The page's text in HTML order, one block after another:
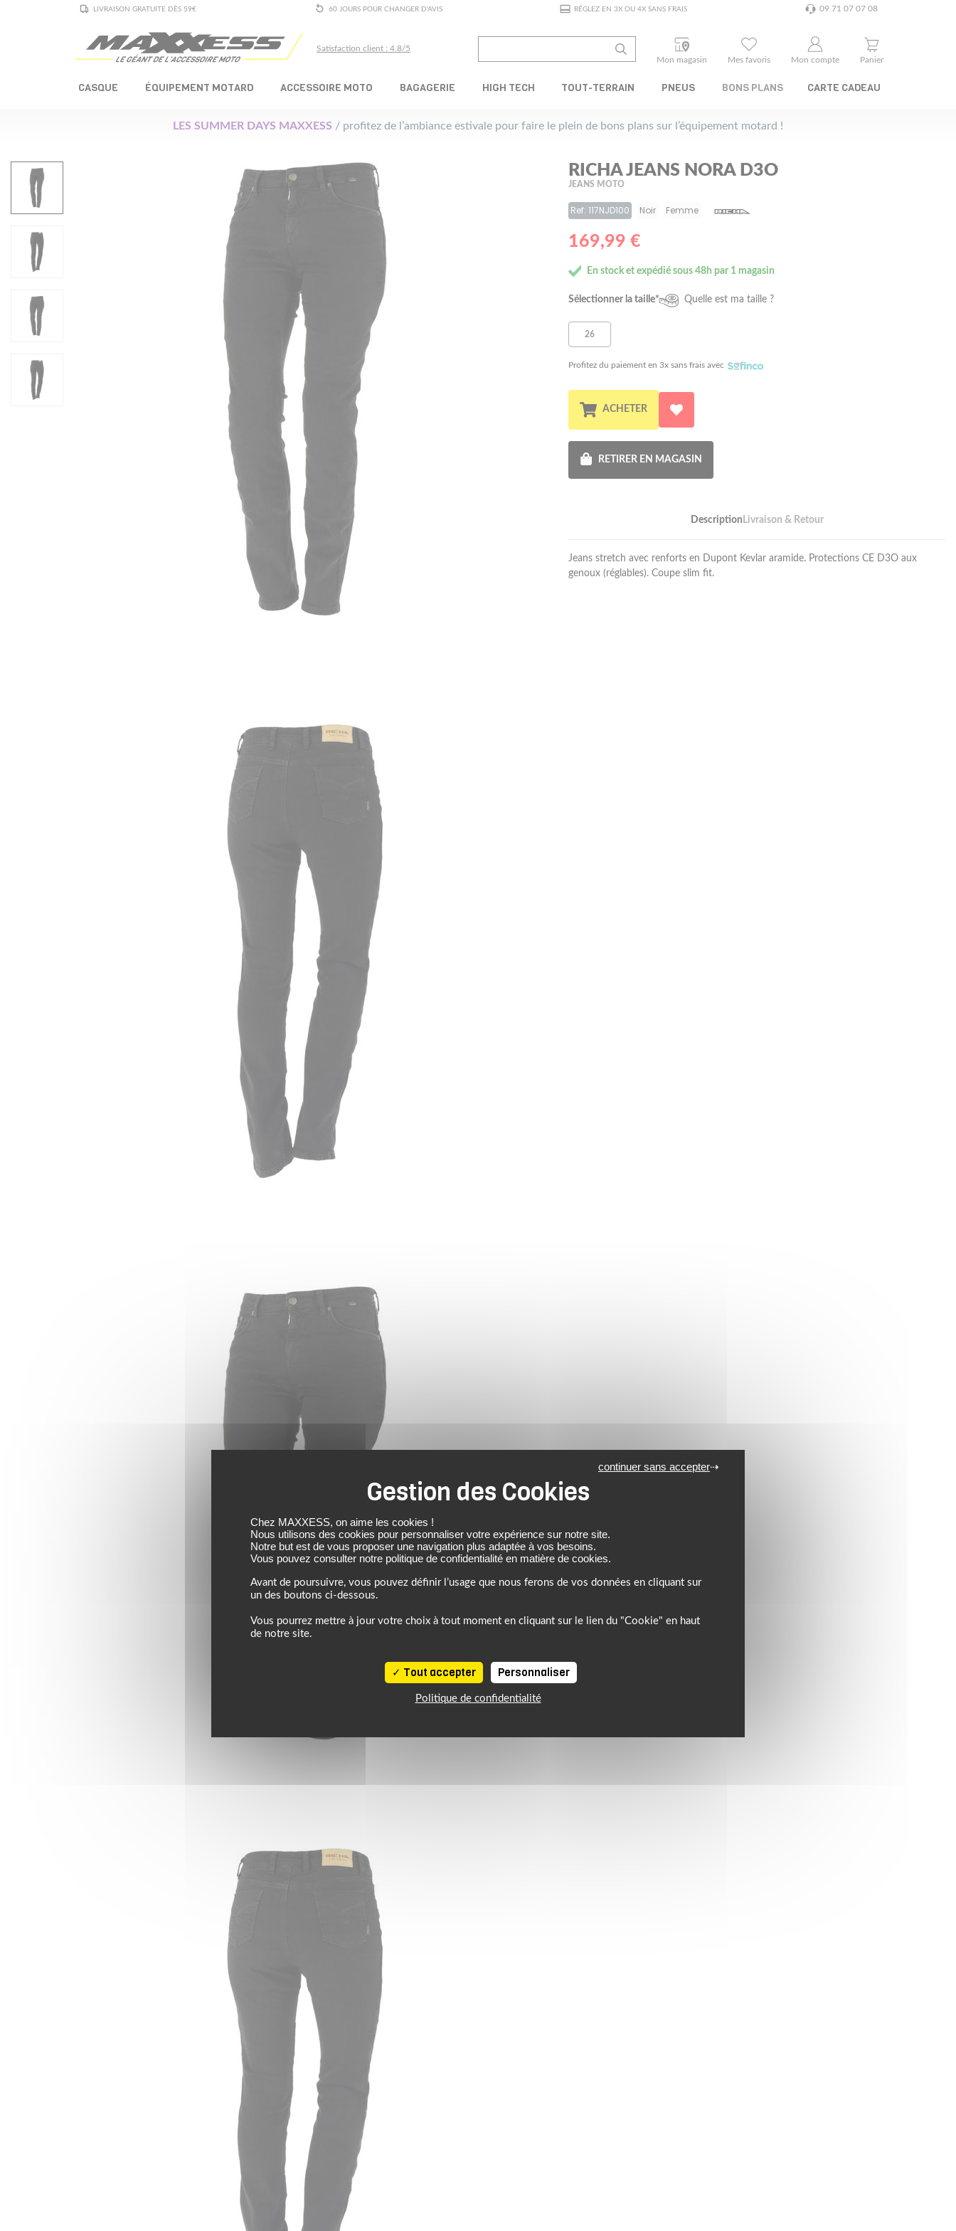
LIVRAISON GRATUITE DÈS 59€ 60 JOURS POUR CHANGER D'AVIS RÉGLEZ EN 3X OU 4X SANS FRAIS 09 71 07 07 08
Satisfaction client : 4.8/5
Mon magasin
Mes favoris Mon compte Panier
CASQUE ÉQUIPEMENT MOTARD ACCESSOIRE MOTO BAGAGERIE HIGH TECH TOUT-TERRAIN PNEUS BONS PLANS CARTE CADEAU
LES SUMMER DAYS MAXXESS / profitez de l’ambiance estivale pour faire le plein de bons plans sur l’équipement motard !
RICHA JEANS NORA D3O
JEANS MOTO
Ref: 117NJD100 Noir Femme
169,99 €
En stock et expédié sous 48h par 1 magasin
Sélectionner la taille* Quelle est ma taille ?
26
Profitez du paiement en 3x sans frais avec
ACHETER
RETIRER EN MAGASIN
Description Livraison & Retour
Jeans stretch avec renforts en Dupont Kevlar aramide. Protections CE D3O aux
genoux (réglables). Coupe slim fit.
Chez MAXXESS, on aime les cookies !
Nous utilisons des cookies pour personnaliser votre expérience sur notre site.
Notre but est de vous proposer une navigation plus adaptée à vos besoins.
Vous pouvez consulter notre politique de confidentialité en matière de cookies.
Avant de poursuivre, vous pouvez définir l’usage que nous ferons de vos données en cliquant sur
un des boutons ci-dessous.
Vous pourrez mettre à jour votre choix à tout moment en cliquant sur le lien du "Cookie" en haut
de notre site.
Tout accepter
continuer sans accepter
Personnaliser
Politique de confidentialité